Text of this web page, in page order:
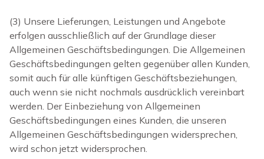
(3) Unsere Lieferungen, Leistungen und Angebote
erfolgen ausschließlich auf der Grundlage dieser
Allgemeinen Geschäftsbedingungen. Die Allgemeinen
Geschäftsbedingungen gelten gegenüber allen Kunden,
somit auch für alle künftigen Geschäftsbeziehungen,
auch wenn sie nicht nochmals ausdrücklich vereinbart
werden. Der Einbeziehung von Allgemeinen
Geschäftsbedingungen eines Kunden, die unseren
Allgemeinen Geschäftsbedingungen widersprechen,
wird schon jetzt widersprochen.